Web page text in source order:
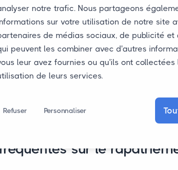
maintenons un contact personnel,
et nous fournissons plusieurs mises
spécifique pour le rapatriement de
demande sur le site Web et recevez
sur le
notre trafic. Nous partageons
sur votre utilisation de notre site
de médias sociaux, de publicité et
peuvent les combiner avec d'autres
leur avez fournies ou qu'ils ont collectées
de leurs services.
Refuser Personnaliser